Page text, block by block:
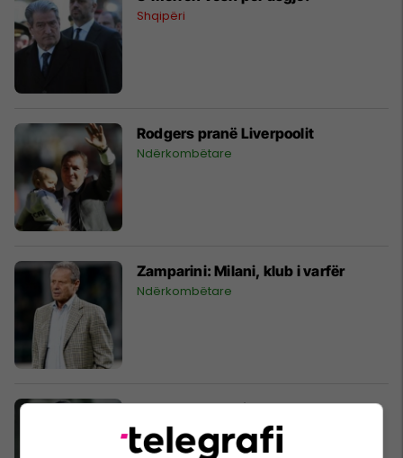
Shqipëri
Rodgers pranë Liverpoolit
Ndërkombëtare
Zamparini: Milani, klub i varfër
Ndërkombëtare
Zyrtare: Ronaldinho largohet nga
Flamengo
Ndërkombëtare